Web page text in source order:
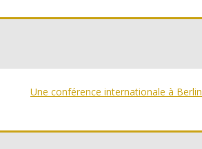
Une conférence internationale à Berlin